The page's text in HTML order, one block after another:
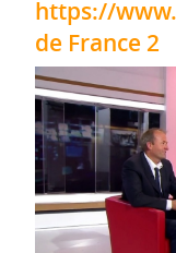
https://
de France 2